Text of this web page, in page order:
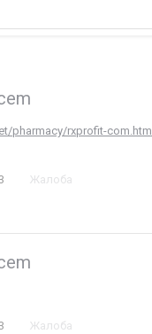
pharmacy/rxprofit-com.html
Жалоба
Жалоба